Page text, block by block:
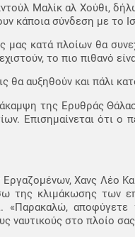
Μαλίκ αλ Χούθι,
κάποια σύνδεση με το
μας κατά πλοίων θα
το πιο πιθανό
θα αυξηθούν και πάλι
της Ερυθράς
Επισημαίνεται ότι ο
Χανς Λέο
της κλιμάκωσης των
«Παρακαλώ,
ναυτικούς στο πλοίο